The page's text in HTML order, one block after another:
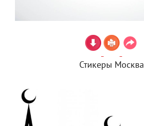
Стикеры Москва